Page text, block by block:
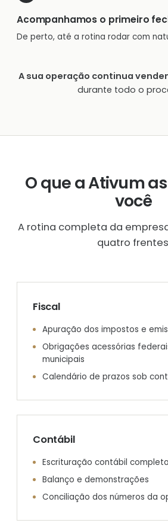
Acompanhamos o primeiro
De perto, até a rotina rodar com
A sua operação continua
durante todo o
O que a Ativum
você
A rotina completa da
quatro
Fiscal
Apuração dos impostos e
Obrigações acessórias
municipais
Calendário de prazos sob
Contábil
Escrituração contábil completa
Balanço e demonstrações
Conciliação dos números da